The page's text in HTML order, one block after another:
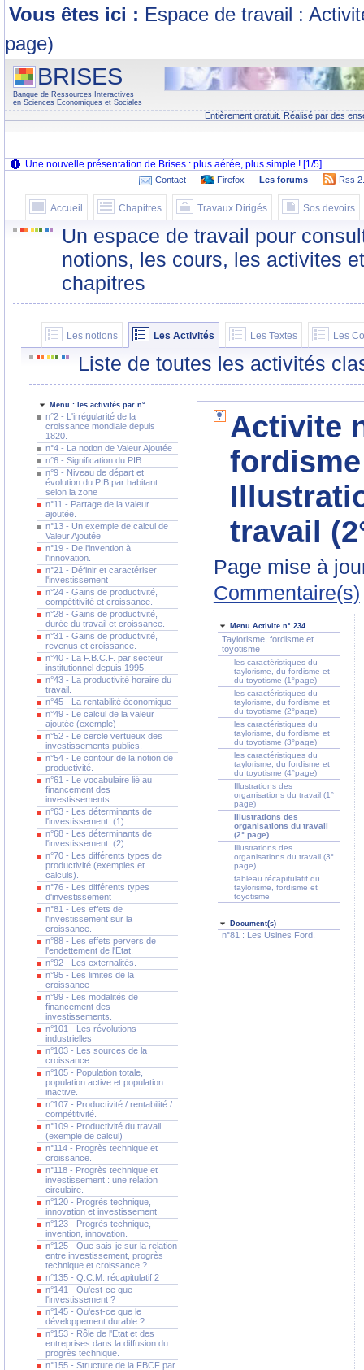
Vous êtes ici : Espace de travail :
page)
BRISES
Banque de Ressources Interactives
en Sciences Economiques et Sociales
Entièrement gratuit. Réalisé par des
Contact Firefox Les forums Rss
Accueil Chapitres Travaux Dirigés Sos devoirs
Un espace de travail pour
notions, les cours, les activites
chapitres
Les notions Les Activités Les Textes Les
Liste de toutes les activités
Menu : les activités par n°
n°2 - L'irrégularité de la
croissance mondiale depuis
1820.
n°4 - La notion de Valeur Ajoutée
n°6 - Signification du PIB
n°9 - Niveau de départ et
évolution du PIB par habitant
selon la zone
n°11 - Partage de la valeur
ajoutée.
n°13 - Un exemple de calcul de
Valeur Ajoutée
n°19 - De l'invention à
l'innovation.
n°21 - Définir et caractériser
l'investissement
n°24 - Gains de productivité,
compétitivité et croissance.
n°28 - Gains de productivité,
durée du travail et croissance.
n°31 - Gains de productivité,
revenus et croissance.
n°40 - La F.B.C.F. par secteur
institutionnel depuis 1995.
n°43 - La productivité horaire du
travail.
n°45 - La rentabilité économique
n°49 - Le calcul de la valeur
ajoutée (exemple)
n°52 - Le cercle vertueux des
investissements publics.
n°54 - Le contour de la notion de
productivité.
n°61 - Le vocabulaire lié au
financement des
investissements.
n°63 - Les déterminants de
l'investissement. (1).
n°68 - Les déterminants de
l'investissement. (2)
n°70 - Les différents types de
productivité (exemples et
calculs).
n°76 - Les différents types
d'investissement
n°81 - Les effets de
l'investissement sur la
croissance.
n°88 - Les effets pervers de
l'endettement de l'Etat.
n°92 - Les externalités.
n°95 - Les limites de la
croissance
n°99 - Les modalités de
financement des
investissements.
n°101 - Les révolutions
industrielles
n°103 - Les sources de la
croissance
n°105 - Population totale,
population active et population
inactive.
n°107 - Productivité / rentabilité /
compétitivité.
n°109 - Productivité du travail
(exemple de calcul)
n°114 - Progrès technique et
croissance.
n°118 - Progrès technique et
investissement : une relation
circulaire.
n°120 - Progrès technique,
innovation et investissement.
n°123 - Progrès technique,
invention, innovation.
n°125 - Que sais-je sur la relation
entre investissement, progrès
technique et croissance ?
n°135 - Q.C.M. récapitulatif 2
n°141 - Qu'est-ce que
l'investissement ?
n°145 - Qu'est-ce que le
développement durable ?
n°153 - Rôle de l'Etat et des
entreprises dans la diffusion du
progrès technique.
n°155 - Structure de la FBCF par
Activite
travail
Page mise à
Commentaire(s)
Menu Activite n° 234
Taylorisme, fordisme et
toyotisme
les caractéristiques du
taylorisme, du fordisme et
du toyotisme (1°page)
les caractéristiques du
taylorisme, du fordisme et
du toyotisme (2°page)
les caractéristiques du
taylorisme, du fordisme et
du toyotisme (3°page)
les caractéristiques du
taylorisme, du fordisme et
du toyotisme (4°page)
Illustrations des
organisations du travail (1°
page)
Illustrations des
organisations du travail
(2° page)
Illustrations des
organisations du travail (3°
page)
tableau récapitulatif du
taylorisme, fordisme et
toyotisme
Document(s)
n°81 : Les Usines Ford.